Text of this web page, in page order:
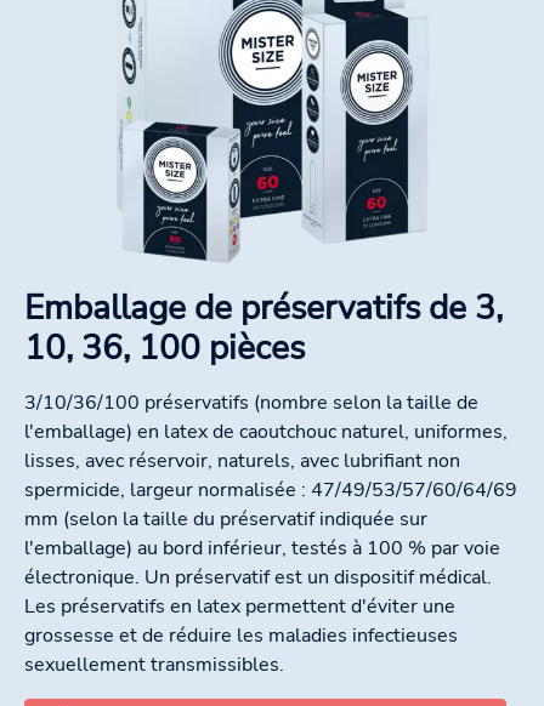
Emballage de préservatifs de 3,
10, 36, 100 pièces
3/10/36/100 préservatifs (nombre selon la taille de
l'emballage) en latex de caoutchouc naturel, uniformes,
lisses, avec réservoir, naturels, avec lubrifiant non
spermicide, largeur normalisée : 47/49/53/57/60/64/69
mm (selon la taille du préservatif indiquée sur
l'emballage) au bord inférieur, testés à 100 % par voie
électronique. Un préservatif est un dispositif médical.
Les préservatifs en latex permettent d'éviter une
grossesse et de réduire les maladies infectieuses
sexuellement transmissibles.